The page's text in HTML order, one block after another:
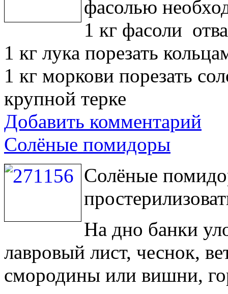
фасолью
1 кг фасоли
1 кг лука порезать
1 кг моркови порезать
крупной терке
Добавить комментарий
Солёные помидоры
Солёные
На дно банки
лавровый лист, чеснок,
смородины или вишни,